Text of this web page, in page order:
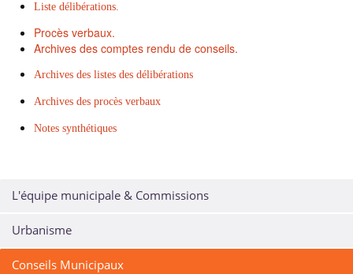
Liste délibérations.
Procès verbaux.
Archives des comptes rendu de conseils.
Archives des listes des délibérations
Archives des procès verbaux
Notes synthétiques
L'équipe municipale & Commissions
Urbanisme
Conseils Municipaux